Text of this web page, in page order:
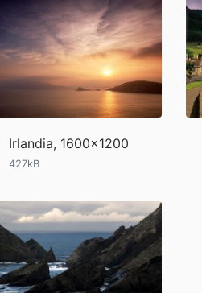
Irlandia, 1600x1200
427kB